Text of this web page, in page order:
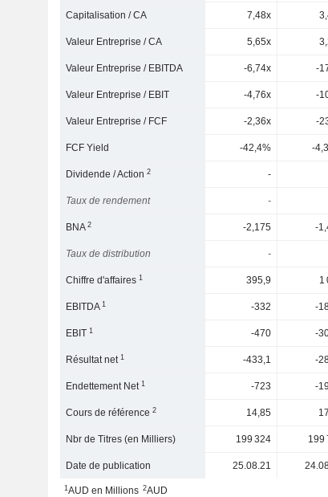
Capitalisation / CA 7,48x
Valeur Entreprise / CA 5,65x
Valeur Entreprise / EBITDA -6,74x -
Valeur Entreprise / EBIT -4,76x -
Valeur Entreprise / FCF -2,36x -
FCF Yield -42,4% -
Dividende / Action2 -
Taux de rendement -
BNA2 -2,175 -
Taux de distribution -
Chiffre d'affaires1 395,9 1
EBITDA1 -332 -
EBIT1 -470 -
Résultat net1 -433,1 -
Endettement Net1 -723 -
Cours de référence2 14,85
Nbr de Titres (en Milliers) 199 324 199
Date de publication 25.08.21
1AUD en Millions 2AUD